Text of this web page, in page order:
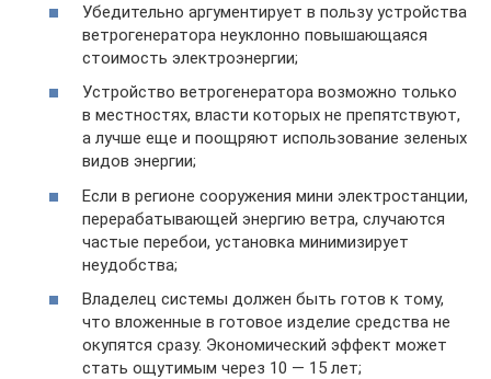
Убедительно аргументирует в пользу устройства
ветрогенератора неуклонно повышающаяся
стоимость электроэнергии;
Устройство ветрогенератора возможно только
в местностях, власти которых не препятствуют,
а лучше еще и поощряют использование зеленых
видов энергии;
Если в регионе сооружения мини электростанции,
перерабатывающей энергию ветра, случаются
частые перебои, установка минимизирует
неудобства;
Владелец системы должен быть готов к тому,
что вложенные в готовое изделие средства не
окупятся сразу. Экономический эффект может
стать ощутимым через 10 — 15 лет;